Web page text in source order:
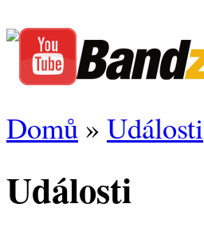
Domů » Události
Události